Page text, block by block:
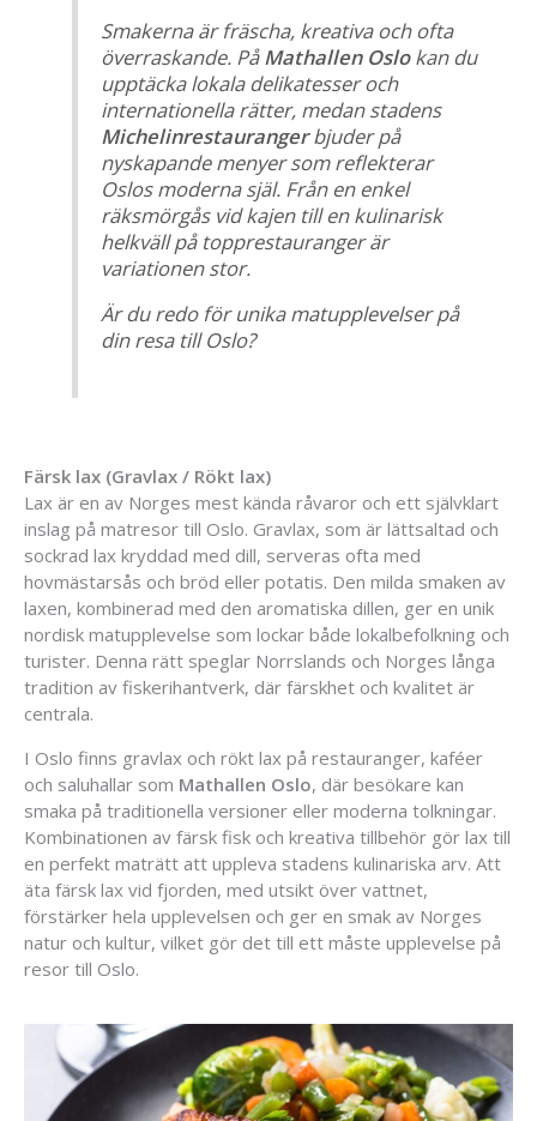
Smakerna är fräscha, kreativa och ofta
överraskande. PåMathallen Oslokan du
upptäcka lokala delikatesser och
internationella rätter, medan stadens
Michelinrestaurangerbjuder på
nyskapande menyer som reflekterar
Oslos moderna själ. Från en enkel
räksmörgås vid kajen till en kulinarisk
helkväll på topprestauranger är
variationen stor.
Är du redo för unika matupplevelser på
din resa till Oslo?
Färsk lax (Gravlax / Rökt lax)
Lax är en av Norges mest kända råvaror och ett självklart
inslag på matresor till Oslo. Gravlax, som är lättsaltad och
sockrad lax kryddad med dill, serveras ofta med
hovmästarsås och bröd eller potatis. Den milda smaken av
laxen, kombinerad med den aromatiska dillen, ger en unik
nordisk matupplevelse som lockar både lokalbefolkning och
turister. Denna rätt speglar Norrslands och Norges långa
tradition av fiskerihantverk, där färskhet och kvalitet är
centrala.
I Oslo finns gravlax och rökt lax på restauranger, kaféer
och saluhallar som Mathallen Oslo, där besökare kan
smaka på traditionella versioner eller moderna tolkningar.
Kombinationen av färsk fisk och kreativa tillbehör gör lax till
en perfekt maträtt att uppleva stadens kulinariska arv. Att
äta färsk lax vid fjorden, med utsikt över vattnet,
förstärker hela upplevelsen och ger en smak av Norges
natur och kultur, vilket gör det till ett måste upplevelse på
resor till Oslo.